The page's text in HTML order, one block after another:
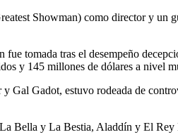
Showman) como director y
tomada tras el desempeño
y 145 millones de dólares a nivel
Gadot, estuvo rodeada de
Bella y La Bestia, Aladdín y El